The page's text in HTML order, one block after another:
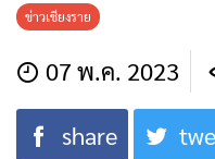
ข่าวเชียงราย
07 พ.ค. 2023
share